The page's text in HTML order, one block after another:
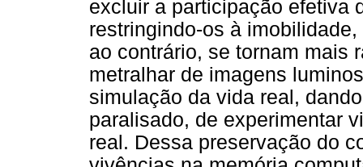
excluir a participação efetiva
restringindo-os à
ao contrário, se tornam mais
metralhar de imagens
simulação da vida real,
paralisado, de experimentar
real. Dessa preservação do